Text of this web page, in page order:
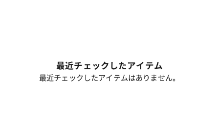
最近チェックしたアイテム
最近チェックしたアイテムはありません。